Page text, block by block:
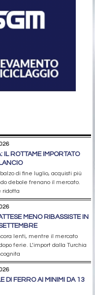
IL ROTTAME IMPORTATO
di fine luglio, acquisti più
debole frenano il mercato.
ridotta
MENO RIBASSISTE IN
lenti, mentre il mercato
ferie. L’import dalla Turchia
DI FERRO AI MINIMI DA 13